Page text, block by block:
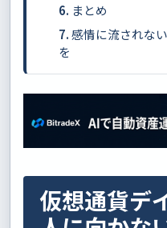
まとめ
感情に流されな
を
仮想通貨デ